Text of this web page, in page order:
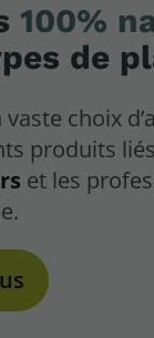
100%
de
choix
produits
et les